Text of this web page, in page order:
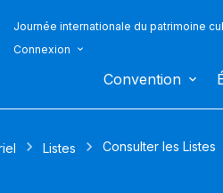
Journée internationale du patrimoine
Connexion
Convention
Listes Consulter les Listes